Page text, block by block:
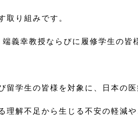
取り組みです。
義幸教授ならびに履修学生の
留学生の皆様を対象に、日本の
理解不足から生じる不安の軽減